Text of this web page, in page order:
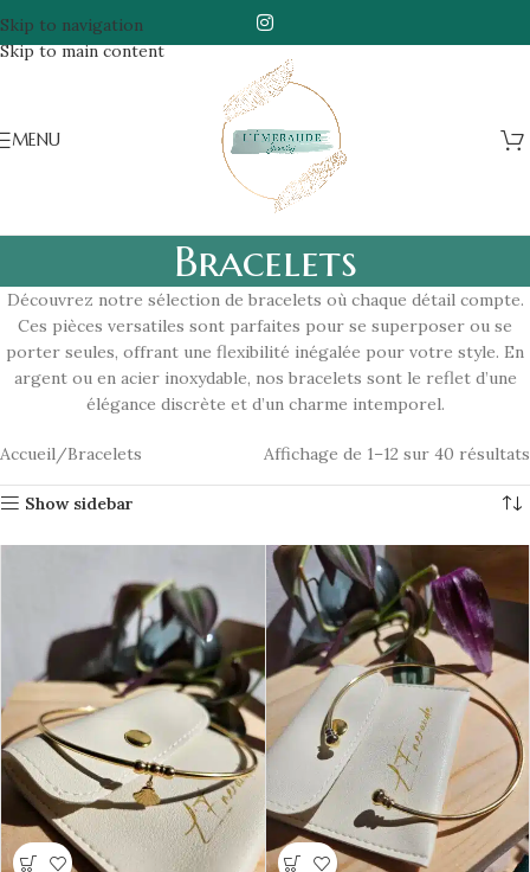
Skip to navigation
Skip to main content
MENU
Bracelets
Découvrez notre sélection de bracelets où chaque détail compte.
Ces pièces versatiles sont parfaites pour se superposer ou se
porter seules, offrant une flexibilité inégalée pour votre style. En
argent ou en acier inoxydable, nos bracelets sont le reflet d’une
élégance discrète et d’un charme intemporel.
Accueil Bracelets Affichage de 1–12 sur 40 résultats
Show sidebar